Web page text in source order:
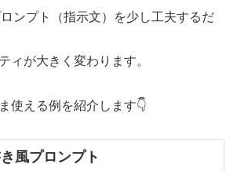
ンプト（指示文）を少し工夫するだ
ィが大きく変わります。
使える例を紹介します👇
風プロンプト